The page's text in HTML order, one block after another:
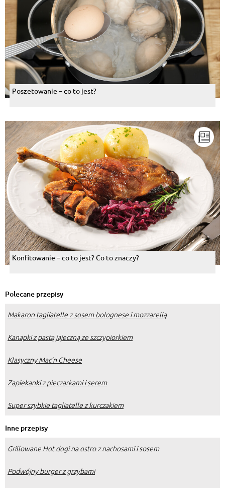
Poszetowanie – co to jest?
Konfitowanie – co to jest? Co to znaczy?
Polecane przepisy
Makaron tagliatelle z sosem bolognese i mozzarellą
Kanapki z pastą jajeczną ze szczypiorkiem
Klasyczny Mac’n Cheese
Zapiekanki z pieczarkami i serem
Super szybkie tagliatelle z kurczakiem
Inne przepisy
Grillowane Hot dogi na ostro z nachosami i sosem
Podwójny burger z grzybami